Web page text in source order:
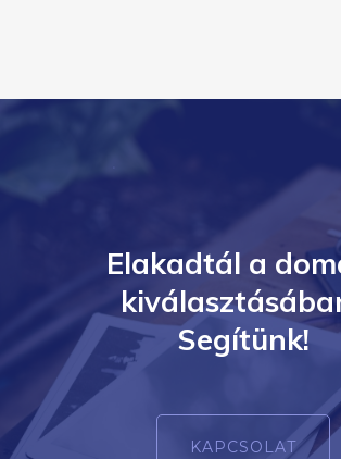
Elakadtál a
Segítünk!
KAPCSOLAT